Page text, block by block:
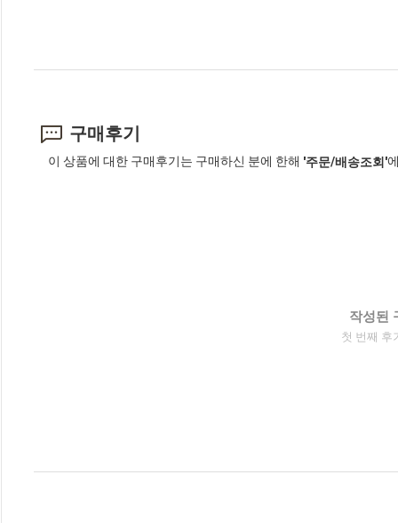
구매후기
이 상품에 대한 구매후기는 구매하신 분에 한해 '주문/배송조회'
작성된
첫 번째 후